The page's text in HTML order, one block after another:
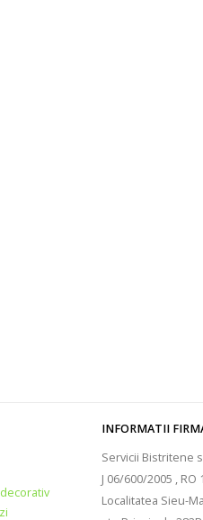
INFORMATII
Servicii Bistritene
J 06/600/2005 , RO
Localitatea Sieu-